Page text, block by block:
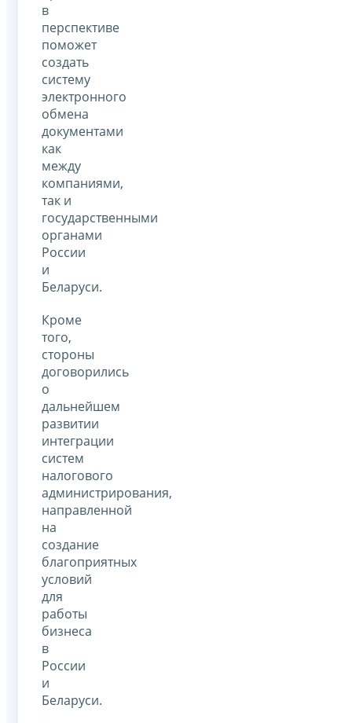
в
перспективе
поможет
создать
систему
электронного
обмена
документами
как
между
компаниями,
так и
государственными
органами
России
и
Беларуси.
Кроме
того,
стороны
договорились
о
дальнейшем
развитии
интеграции
систем
налогового
администрирования,
направленной
на
создание
благоприятных
условий
для
работы
бизнеса
в
России
и
Беларуси.